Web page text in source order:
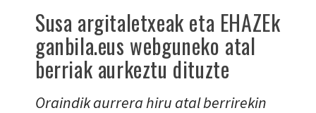
Susa argitaletxeak eta EHAZEk
ganbila.eus webguneko atal
berriak aurkeztu dituzte
Oraindik aurrera hiru atal berrirekin